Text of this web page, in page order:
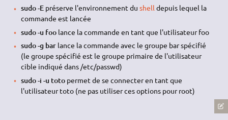
sudo -Epréserve l'environnement du shell depuis lequel la
commande est lancée
sudo -u foolance la commande en tant que l'utilisateur foo
sudo -g barlance la commande avec le groupe bar spécifié
(le groupe spécifié est le groupe primaire de l'utilisateur
cible indiqué dans /etc/passwd)
sudo -i -u toto permet de se connecter en tant que
l'utilisateur toto (ne pas utiliser ces options pour root)